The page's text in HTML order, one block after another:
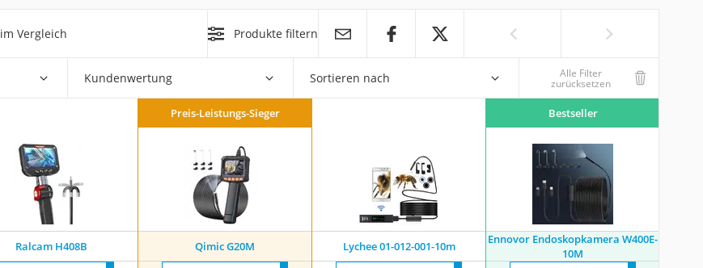
im Vergleich Produkte filtern
Kundenwertung Sortieren nach Alle Filter
zurücksetzen
Preis-Leistungs-Sieger Bestseller
Ralcam H408B Qimic G20M Lychee ‎01-012-001-10m
Ennovor Endoskopkamera ‎W400E-
10M